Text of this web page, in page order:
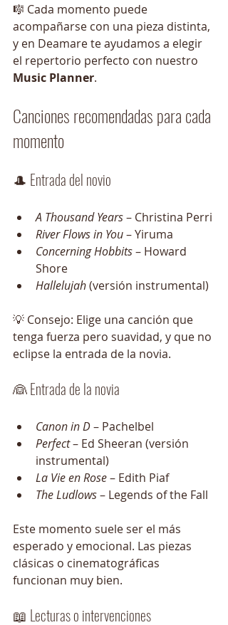
🎼 Cada momento puede
acompañarse con una pieza distinta,
y en Deamare te ayudamos a elegir
el repertorio perfecto con nuestro
Music Planner.
Canciones recomendadas para cada
momento
🎩 Entrada del novio
A Thousand Years – Christina Perri
River Flows in You – Yiruma
Concerning Hobbits – Howard
Shore
Hallelujah (versión instrumental)
💡 Consejo: Elige una canción que
tenga fuerza pero suavidad, y que no
eclipse la entrada de la novia.
👰 Entrada de la novia
Canon in D – Pachelbel
Perfect – Ed Sheeran (versión
instrumental)
La Vie en Rose – Edith Piaf
The Ludlows – Legends of the Fall
Este momento suele ser el más
esperado y emocional. Las piezas
clásicas o cinematográficas
funcionan muy bien.
📖 Lecturas o intervenciones